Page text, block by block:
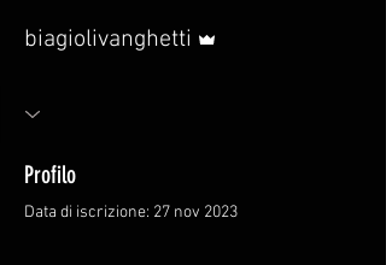
biagiolivanghetti
Profilo
Data di iscrizione: 27 nov 2023